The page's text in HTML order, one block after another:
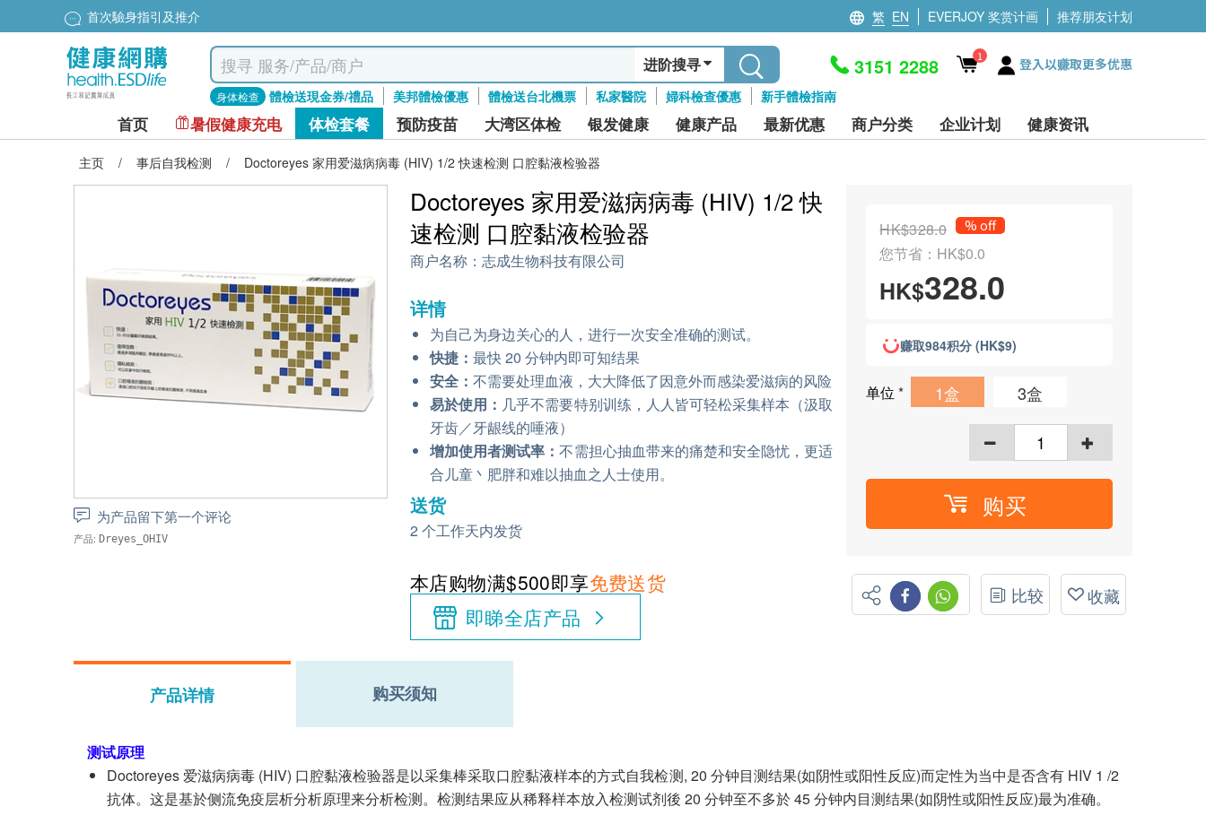
首次驗身指引及推介 繁 EN EVERJOY 奖赏计画 推荐朋友计划
进阶搜寻
身体检查 體檢送現金券/禮品 美邦體檢優惠 體檢送台北機票 私家醫院 婦科檢查優惠 新手體檢指南
3151 2288 1 登入以赚取更多优惠
首页 暑假健康充电 体检套餐 预防疫苗 大湾区体检 银发健康 健康产品 最新优惠 商户分类 企业计划 健康资讯
主页 / 事后自我检测 / Doctoreyes 家用爱滋病病毒 (HIV) 1/2 快速检测 口腔黏液检验器
为产品留下第一个评论
产品: Dreyes_OHIV
Doctoreyes 家用爱滋病病毒 (HIV) 1/2 快
速检测 口腔黏液检验器
商户名称： 志成生物科技有限公司
详情
为自己为身边关心的人，进行一次安全准确的测试。
快捷： 最快 20 分钟内即可知结果
安全： 不需要处理血液，大大降低了因意外而感染爱滋病的风险
易於使用： 几乎不需要特别训练，人人皆可轻松采集样本（汲取
牙齿／牙龈线的唾液）
增加使用者测试率：不需担心抽血带来的痛楚和安全隐忧，更适
合儿童丶肥胖和难以抽血之人士使用。
送货
2 个工作天内发货
本店购物满$500即享免费送货
即睇全店产品
HK$328.0 % off
您节省：HK$0.0
HK$328.0
赚取984积分 (HK$9)
单位* 1盒 3盒
购买
比较 收藏
产品详情 购买须知
测试原理
Doctoreyes 爱滋病病毒 (HIV) 口腔黏液检验器是以采集棒采取口腔黏液样本的方式自我检测, 20 分钟目测结果(如阴性或阳性反应)而定性为当中是否含有 HIV 1 /2
抗体。这是基於侧流免疫层析分析原理来分析检测。检测结果应从稀释样本放入检测试剂後 20 分钟至不多於 45 分钟内目测结果(如阴性或阳性反应)最为准确。